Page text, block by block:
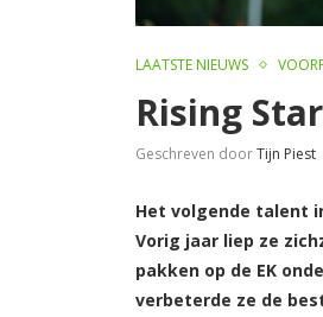
LAATSTE NIEUWS
Rising
Geschreven doorTijn Piest
Het volgende talent
Vorig jaar liep ze
pakken op de EK
verbeterde ze de